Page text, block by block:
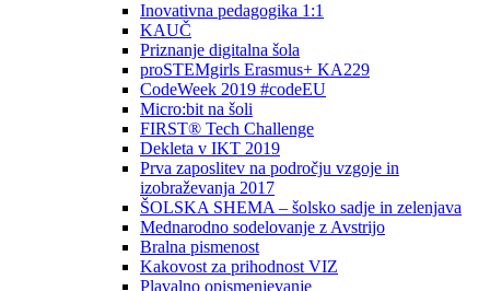
Inovativna pedagogika 1:1
KAUČ
Priznanje digitalna šola
proSTEMgirls Erasmus+ KA229
CodeWeek 2019 #codeEU
Micro:bit na šoli
FIRST® Tech Challenge
Dekleta v IKT 2019
Prva zaposlitev na področju vzgoje in
izobraževanja 2017
ŠOLSKA SHEMA – šolsko sadje in zelenjava
Mednarodno sodelovanje z Avstrijo
Bralna pismenost
Kakovost za prihodnost VIZ
Plavalno opismenjevanje